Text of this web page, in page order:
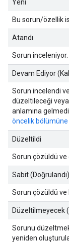
Yeni
Bu sorun/özellik
Atandı
Sorun inceleniyor.
Devam Ediyor
Sorun incelendi
düzeltileceği
anlamına
öncelik bölümüne
Düzeltildi
Sorun çözüldü ve
Sabit (Doğrulandı)
Sorun çözüldü ve
Düzeltilmeyecek
Sorunu
yeniden